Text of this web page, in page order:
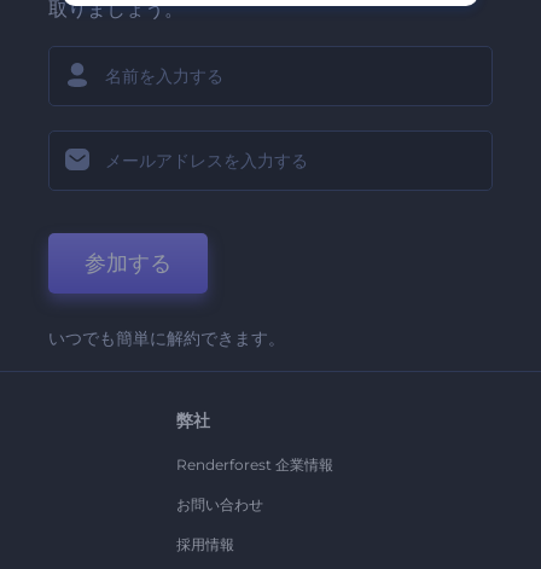
取りましょう。
参加する
いつでも簡単に解約できます。
弊社
Renderforest 企業情報
お問い合わせ
採用情報